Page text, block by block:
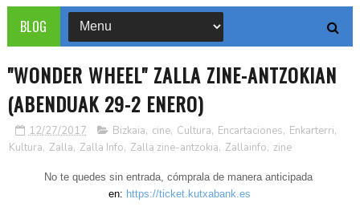
BLOG
"WONDER WHEEL" ZALLA ZINE-ANTZOKIAN
(ABENDUAK 29-2 ENERO)
12/27/2017 Bizkaia, cine, Cultura, Encartaciones, Enkarterri,
Kultura, Zalla, Zalla Info, Zalla zine-antzokia, Zallainfo, zine
No te quedes sin entrada, cómprala de manera anticipada
en: https://ticket.kutxabank.es